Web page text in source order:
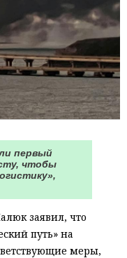
первый
чтобы
заявил, что
путь» на
меры,